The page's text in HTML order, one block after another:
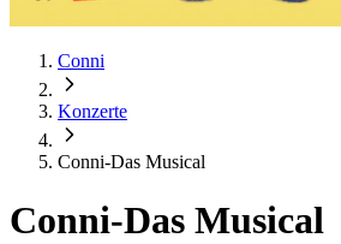
Conni
Konzerte
Conni-Das Musical
Conni-Das Musical